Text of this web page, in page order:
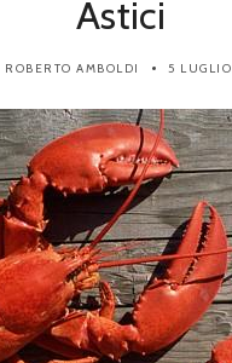
Astici
ROBERTO AMBOLDI 5 LUGLIO